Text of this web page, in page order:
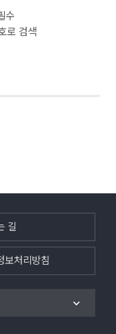
수
로 검색
길
보처리방침